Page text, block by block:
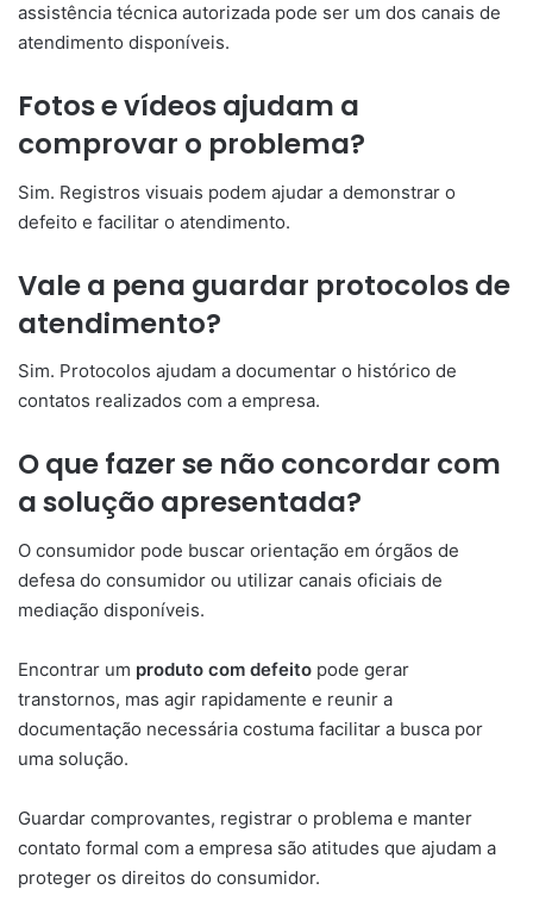
assistência técnica autorizada pode ser um dos canais de
atendimento disponíveis.
Fotos e vídeos ajudam a
comprovar o problema?
Sim. Registros visuais podem ajudar a demonstrar o
defeito e facilitar o atendimento.
Vale a pena guardar protocolos de
atendimento?
Sim. Protocolos ajudam a documentar o histórico de
contatos realizados com a empresa.
O que fazer se não concordar com
a solução apresentada?
O consumidor pode buscar orientação em órgãos de
defesa do consumidor ou utilizar canais oficiais de
mediação disponíveis.
Encontrar um produto com defeito pode gerar
transtornos, mas agir rapidamente e reunir a
documentação necessária costuma facilitar a busca por
uma solução.
Guardar comprovantes, registrar o problema e manter
contato formal com a empresa são atitudes que ajudam a
proteger os direitos do consumidor.